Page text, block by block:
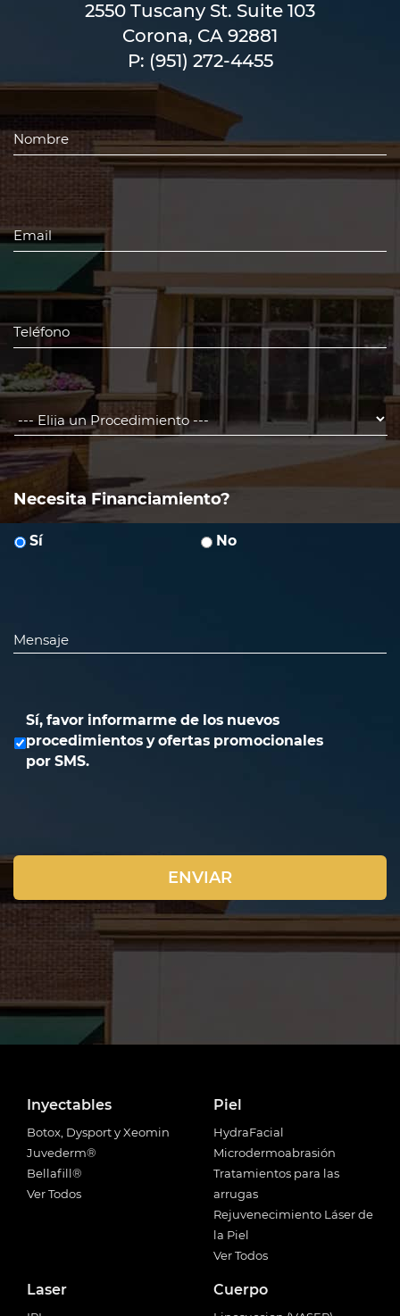
2550 Tuscany St. Suite 103
Corona, CA 92881
P: (951) 272-4455
*
*
*
-
-
Elija
un
Procedimiento
-
-
Necesita Financiamiento?
Sí No
Mensaje
Sí, favor informarme de los nuevos
procedimientos y ofertas promocionales
por SMS.
Inyectables
Botox, Dysport y Xeomin
Juvederm®
Bellafill®
Ver Todos
Piel
HydraFacial
Microdermoabrasión
Tratamientos para las
arrugas
Rejuvenecimiento Láser de
la Piel
Ver Todos
Laser Cuerpo